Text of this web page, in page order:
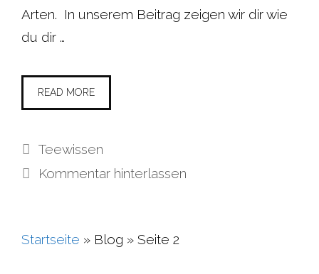
Arten. In unserem Beitrag zeigen wir dir wie
du dir …
READ MORE
Kategorien
Teewissen
Kommentar hinterlassen
Startseite » Blog » Seite 2